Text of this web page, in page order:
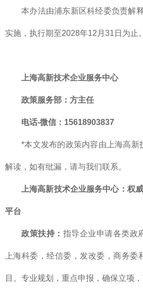
本办法由浦东新区科经委负责解
实施，执行期至2028年12月31日为止。
上海高新技术企业服务中心
政策服务部 ：方主任
电话-微信：15618903837
*本文发布的政策内容由上海高新
解读，如有纰漏，请与我们联系。
上海高新技术企业服务中心：权
平台
政策扶持： 指导企业申请各类政
上海科委，经信委，发改委，商务委
目。专业规划，重点申报，确保立项，